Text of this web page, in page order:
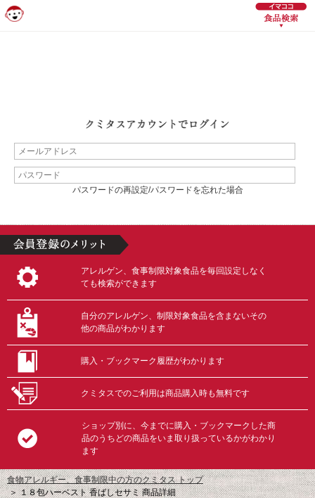
パスワードの再設定/パスワードを忘れた場合
アレルゲン、食事制限対象食品を毎回設定しなく
ても検索ができます
自分のアレルゲン、制限対象食品を含まないその
他の商品がわかります
購入・ブックマーク履歴がわかります
クミタスでのご利用は商品購入時も無料です
ショップ別に、今までに購入・ブックマークした商
品のうちどの商品をいま取り扱っているかがわかり
ます
食物アレルギー、食事制限中の方のクミタス トップ
＞１８包ハーベスト 香ばしセサミ 商品詳細